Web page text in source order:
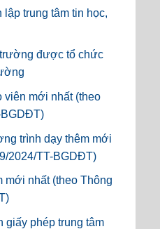
trung tâm tin học,
được tổ chức
viên mới nhất (theo
trình dạy thêm mới
2024/TT-BGDĐT)
mới nhất (theo Thông
giấy phép trung tâm